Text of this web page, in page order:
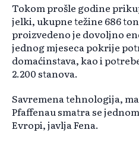
Tokom prošle godine
jelki, ukupne težine 686
proizvedeno je dovoljno
jednog mjeseca pokrije
domaćinstava, kao i
2.200 stanova.
Savremena tehnologija,
Pfaffenau smatra se
Evropi, javlja Fena.